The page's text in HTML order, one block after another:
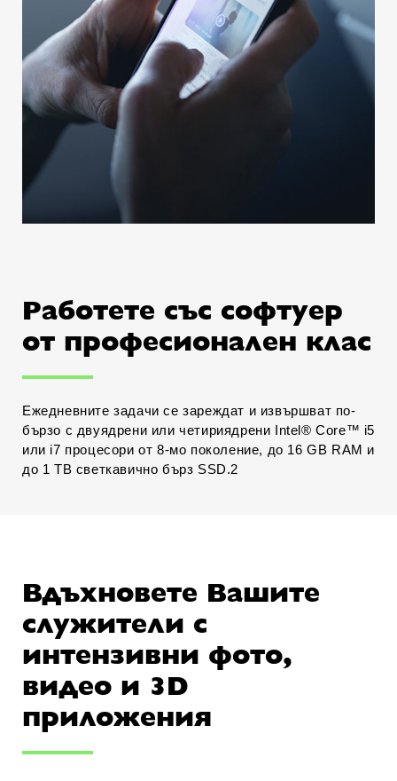
Работете със софтуер
от професионален клас
Ежедневните задачи се зареждат и извършват по-
бързо с двуядрени или четириядрени Intel® Core™ i5
или i7 процесори от 8-мо поколение, до 16 GB RAM и
до 1 TB светкавично бърз SSD.2
Вдъхновете Вашите
служители с
интензивни фото,
видео и 3D
приложения